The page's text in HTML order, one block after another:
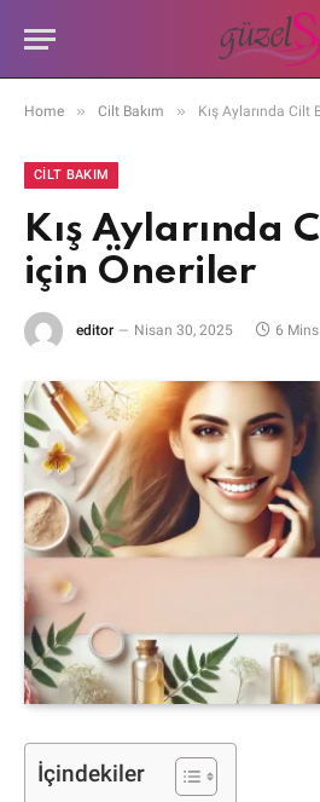
Home » Cilt Bakım » Kış Aylarında Cilt
CILT BAKIM
Kış Aylarında
için Öneriler
editor Nisan 30, 2025 6 Mins
İçindekiler